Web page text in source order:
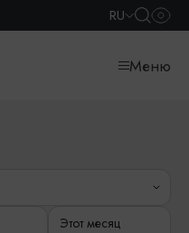
RU
Меню
Этот месяц